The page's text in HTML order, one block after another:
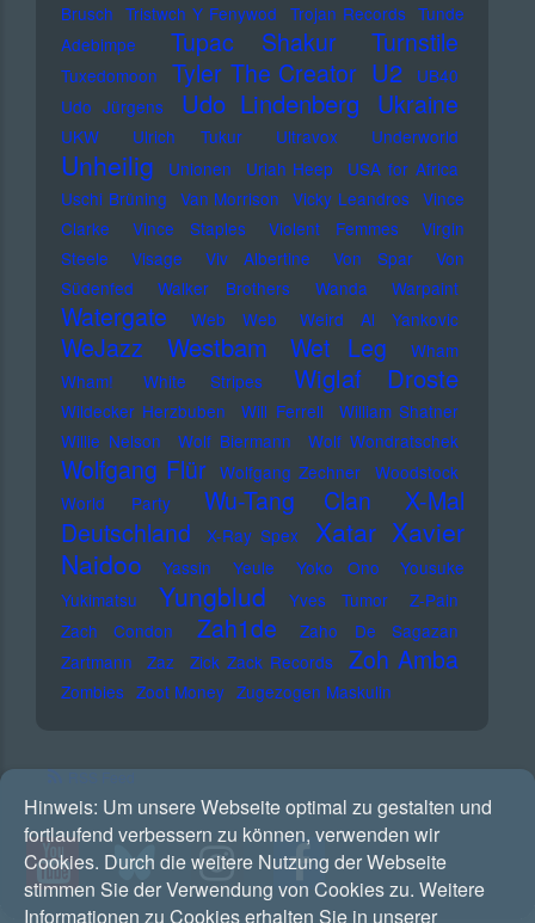
Brusch Tristwch Y Fenywod Trojan Records Tunde
Adebimpe
Tupac Shakur Turnstile
Tuxedomoon Tyler The Creator U2
UB40
Udo Jürgens
Udo Lindenberg Ukraine
UKW Ulrich Tukur Ultravox Underworld
Unheilig Unionen Uriah Heep
USA for Africa
Uschi Brüning Van Morrison Vicky Leandros Vince
Clarke
Vince Staples Violent Femmes
Virgin
Steele
Visage Viv Albertine Von Spar
Von
Südenfed
Walker Brothers Wanda Warpaint
Watergate Web Web Weird Al Yankovic
WeJazz Westbam Wet Leg
Wham
Wham!
White Stripes Wiglaf Droste
Wildecker Herzbuben Will Ferrell
William Shatner
Willie Nelson
Wolf Biermann Wolf Wondratschek
Wolfgang Flür Wolfgang Zechner
Woodstock
World Party
Wu-Tang Clan
X-Mal
Deutschland
X-Ray Spex Xatar Xavier
Naidoo
Yassin Yeule Yoko Ono
Yousuke
Yukimatsu
Yungblud Yves Tumor
Z-Pain
Zach Condon
Zah1de
Zaho De Sagazan
Zartmann
Zaz Zick Zack Records Zoh Amba
Zombies Zoot Money Zugezogen Maskulin
Hinweis: Um unsere Webseite optimal zu gestalten und
fortlaufend verbessern zu können, verwenden wir
Cookies. Durch die weitere Nutzung der Webseite
stimmen Sie der Verwendung von Cookies zu. Weitere
Informationen zu Cookies erhalten Sie in unserer